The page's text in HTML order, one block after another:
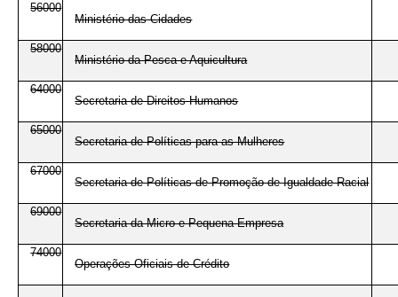
56000
Ministério das Cidades
58000
Ministério da Pesca e Aquicultura
64000
Secretaria de Direitos Humanos
65000
Secretaria de Políticas para as Mulheres
67000
Secretaria de Políticas de Promoção de Igualdade Racial
69000
Secretaria da Micro e Pequena Empresa
74000
Operações Oficiais de Crédito